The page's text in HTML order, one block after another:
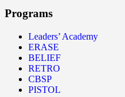
Programs
Leaders’ Academy
ERASE
BELIEF
RETRO
CBSP
PISTOL